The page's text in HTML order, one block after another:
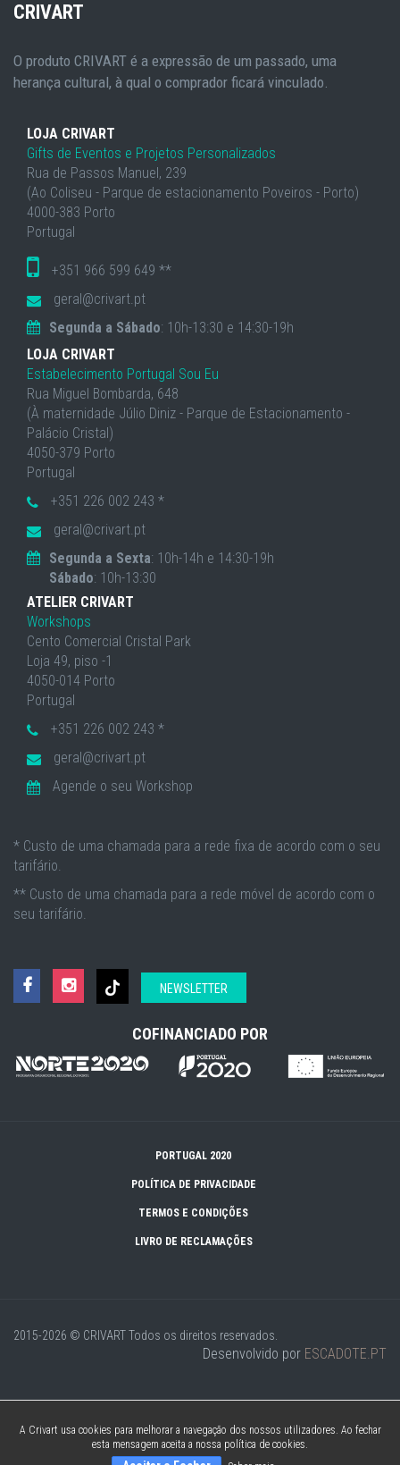
CRIVART
O produto CRIVART é a expressão de um passado, uma
herança cultural, à qual o comprador ficará vinculado.
LOJA CRIVART
Gifts de Eventos e Projetos Personalizados
Rua de Passos Manuel, 239
(Ao Coliseu - Parque de estacionamento Poveiros - Porto)
4000-383 Porto
Portugal
+351 966 599 649 **
geral@crivart.pt
Segunda a Sábado: 10h-13:30 e 14:30-19h
LOJA CRIVART
Estabelecimento Portugal Sou Eu
Rua Miguel Bombarda, 648
(À maternidade Júlio Diniz - Parque de Estacionamento -
Palácio Cristal)
4050-379 Porto
Portugal
+351 226 002 243 *
geral@crivart.pt
Segunda a Sexta: 10h-14h e 14:30-19h
Sábado: 10h-13:30
ATELIER CRIVART
Workshops
Cento Comercial Cristal Park
Loja 49, piso -1
4050-014 Porto
Portugal
+351 226 002 243 *
geral@crivart.pt
Agende o seu Workshop
* Custo de uma chamada para a rede fixa de acordo com o seu
tarifário.
** Custo de uma chamada para a rede móvel de acordo com o
seu tarifário.
NEWSLETTER
COFINANCIADO POR
PORTUGAL 2020
POLÍTICA DE PRIVACIDADE
TERMOS E CONDIÇÕES
LIVRO DE RECLAMAÇÕES
2015-2026 © CRIVARTTodos os direitos reservados.
Desenvolvido por ESCADOTE.PT
A Crivart usa cookies para melhorar a navegação dos nossos utilizadores. Ao fechar
esta mensagem aceita a nossa política de cookies.